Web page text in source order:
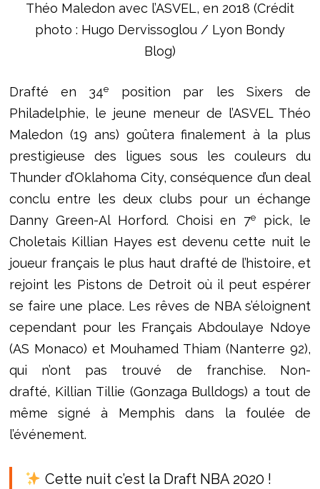
Théo Maledon avec l’ASVEL, en 2018 (Crédit
photo : Hugo Dervissoglou / Lyon Bondy
Blog)
Drafté en 34e
position par les Sixers de
Philadelphie, le jeune meneur de l’ASVEL Théo
Maledon (19 ans) goûtera finalement à la plus
prestigieuse des ligues sous les couleurs du
Thunder d’Oklahoma City, conséquence d’un deal
conclu entre les deux clubs pour un échange
Danny Green-Al Horford. Choisi en 7epick, le
Choletais Killian Hayes est devenu cette nuit le
joueur français le plus haut drafté de l’histoire, et
rejoint les Pistons de Detroit où il peut espérer
se faire une place. Les rêves de NBA s’éloignent
cependant pour les Français Abdoulaye Ndoye
(AS Monaco) et Mouhamed Thiam (Nanterre 92),
qui n’ont pas trouvé de franchise. Non-
drafté, Killian Tillie (Gonzaga Bulldogs) a tout de
même signé à Memphis dans la foulée de
l’événement.
Cette nuit c’est la Draft NBA 2020 !